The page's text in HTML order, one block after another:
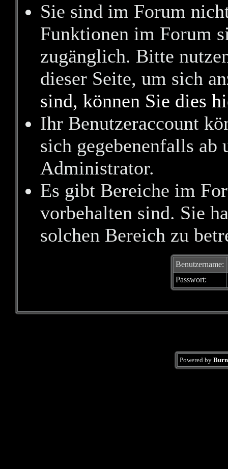
Sie sind im Forum
Funktionen im Forum
zugänglich. Bitte
dieser Seite, um sich
sind, können Sie dies
Ihr Benutzeraccount
sich gegebenenfalls ab
Administrator.
Es gibt Bereiche im
vorbehalten sind. Sie
solchen Bereich zu
Benutzername:
Passwort:
Powered by